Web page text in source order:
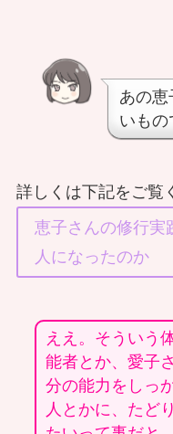
あの
いもの
詳しくは下記をご覧
恵子さんの修行実
人になったのか
ええ。そういう
能者とか、愛子
分の能力をしっ
人とかに、たど